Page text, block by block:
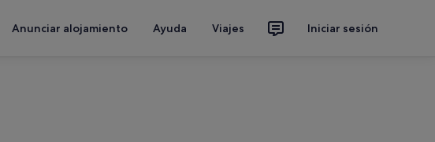
Anunciar alojamiento Ayuda Viajes Iniciar sesión